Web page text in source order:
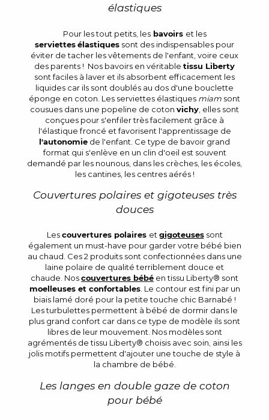
élastiques
Pour les tout petits, lesbavoirs et les
serviettesélastiques sont des indispensables pour
éviter de tacher les vêtements de l'enfant, voire ceux
des parents ! Nos bavoirs en véritable tissu Liberty
sont faciles à laver et ils absorbent efficacement les
liquides car ils sont doublés au dos d'une bouclette
éponge en coton. Les serviettes élastiques miam sont
cousues dans une popeline de coton vichy , elles sont
conçues pour s'enfiler très facilement grâce à
l'élastique froncé et favorisent l'apprentissage de
l'autonomie de l'enfant. Ce type de bavoir grand
format qui s'enlève en un clin d'oeil est souvent
demandé par les nounous, dans les crèches, les écoles,
les cantines, les centres aérés !
Couvertures polaires et gigoteuses très
douces
Lescouvertures polaires etgigoteusessont
également un must-have pour garder votre bébé bien
au chaud. Ces 2 produits sont confectionnées dans une
laine polaire de qualité terriblement douce et
chaude. Noscouvertures bébé en tissu Liberty® sont
moelleuses et confortables. Le contour est fini par un
biais lamé doré pour la petite touche chic Barnabé !
Les turbulettes permettent à bébé de dormir dans le
plus grand confort car dans ce type de modèle ils sont
libres de leur mouvement. Nos modèles sont
agrémentés de tissu Liberty® choisis avec soin, ainsi les
jolis motifs permettent d'ajouter une touche de style à
la chambre de bébé.
Les langes en double gaze de coton
pour bébé